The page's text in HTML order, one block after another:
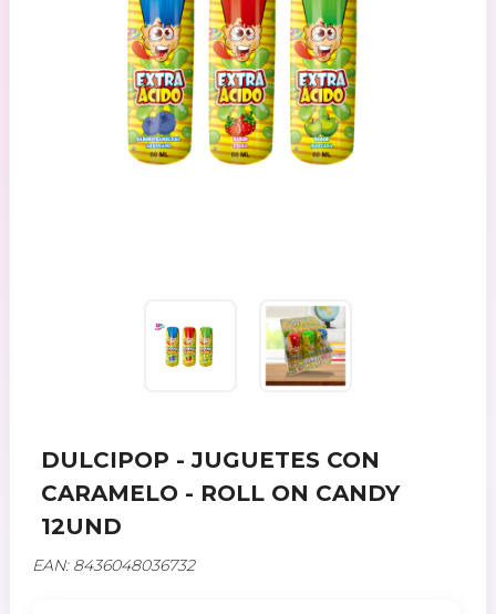
DULCIPOP - JUGUETES CON
CARAMELO - ROLL ON CANDY
12UND
EAN: 8436048036732